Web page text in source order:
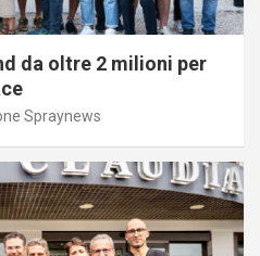
da oltre 2 milioni per
Spraynews